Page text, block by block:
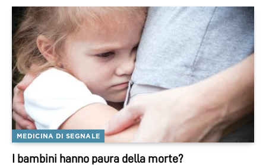
MEDICINA DI SEGNALE
I bambini hanno paura della morte?